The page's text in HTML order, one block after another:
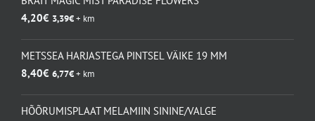
4,20€ 3,39€+ km
METSSEA HARJASTEGA PINTSEL VÄIKE 19 MM
8,40€ 6,77€+ km
HÕÕRUMISPLAAT MELAMIIN SININE/VALGE